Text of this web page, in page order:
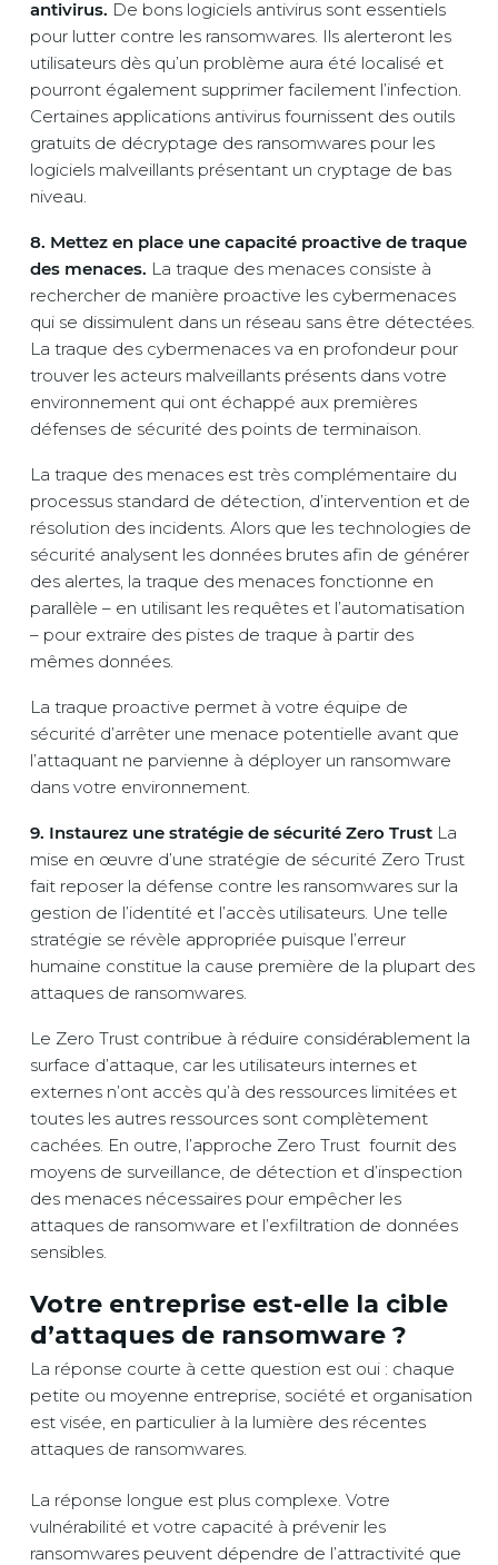
antivirus. De bons logiciels antivirus sont essentiels
pour lutter contre les ransomwares. Ils alerteront les
utilisateurs dès qu’un problème aura été localisé et
pourront également supprimer facilement l’infection.
Certaines applications antivirus fournissent des outils
gratuits de décryptage des ransomwares pour les
logiciels malveillants présentant un cryptage de bas
niveau.
8. Mettez en place une capacité proactive de traque
des menaces. La traque des menaces consiste à
rechercher de manière proactive les cybermenaces
qui se dissimulent dans un réseau sans être détectées.
La traque des cybermenaces va en profondeur pour
trouver les acteurs malveillants présents dans votre
environnement qui ont échappé aux premières
défenses de sécurité des points de terminaison.
La traque des menaces est très complémentaire du
processus standard de détection, d’intervention et de
résolution des incidents. Alors que les technologies de
sécurité analysent les données brutes afin de générer
des alertes, la traque des menaces fonctionne en
parallèle – en utilisant les requêtes et l’automatisation
– pour extraire des pistes de traque à partir des
mêmes données.
La traque proactive permet à votre équipe de
sécurité d’arrêter une menace potentielle avant que
l’attaquant ne parvienne à déployer un ransomware
dans votre environnement.
9. Instaurez une stratégie de sécurité Zero Trust La
mise en œuvre d’une stratégie de sécurité Zero Trust
fait reposer la défense contre les ransomwares sur la
gestion de l’identité et l’accès utilisateurs. Une telle
stratégie se révèle appropriée puisque l’erreur
humaine constitue la cause première de la plupart des
attaques de ransomwares.
Le Zero Trust contribue à réduire considérablement la
surface d’attaque, car les utilisateurs internes et
externes n’ont accès qu’à des ressources limitées et
toutes les autres ressources sont complètement
cachées. En outre, l’approche Zero Trust fournit des
moyens de surveillance, de détection et d’inspection
des menaces nécessaires pour empêcher les
attaques de ransomware et l’exfiltration de données
sensibles.
Votre entreprise est-elle la cible
d’attaques de ransomware ?
La réponse courte à cette question est oui : chaque
petite ou moyenne entreprise, société et organisation
est visée, en particulier à la lumière des récentes
attaques de ransomwares.
La réponse longue est plus complexe. Votre
vulnérabilité et votre capacité à prévenir les
ransomwares peuvent dépendre de l’attractivité que